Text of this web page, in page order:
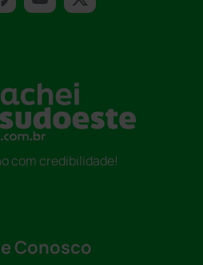
com credibilidade!
Conosco